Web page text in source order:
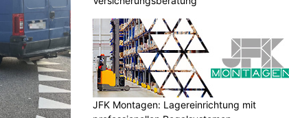
JFK Montagen: Lagereinrichtung mit